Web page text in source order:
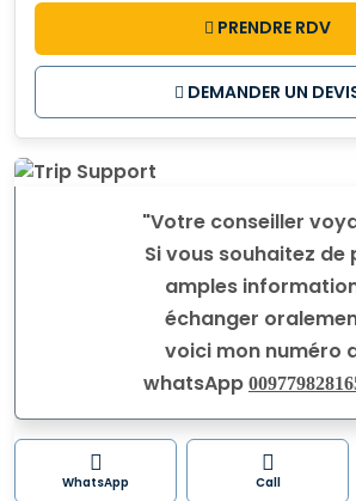
PRENDRE RDV
DEMANDER UN
"Votre conseiller
Si vous souhaitez de
amples
échanger
voici mon numéro
whatsApp
WhatsApp Call